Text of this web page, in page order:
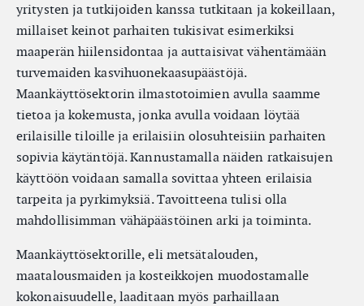
yritysten ja tutkijoiden kanssa tutkitaan ja kokeillaan,
millaiset keinot parhaiten tukisivat esimerkiksi
maaperän hiilensidontaa ja auttaisivat vähentämään
turvemaiden kasvihuonekaasupäästöjä.
Maankäyttösektorin ilmastotoimien avulla saamme
tietoa ja kokemusta, jonka avulla voidaan löytää
erilaisille tiloille ja erilaisiin olosuhteisiin parhaiten
sopivia käytäntöjä. Kannustamalla näiden ratkaisujen
käyttöön voidaan samalla sovittaa yhteen erilaisia
tarpeita ja pyrkimyksiä. Tavoitteena tulisi olla
mahdollisimman vähäpäästöinen arki ja toiminta.
Maankäyttösektorille, eli metsätalouden,
maatalousmaiden ja kosteikkojen muodostamalle
kokonaisuudelle, laaditaan myös parhaillaan